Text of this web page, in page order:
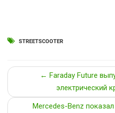
STREETSCOOTER
← Faraday Future
электрический
Mercedes-Benz